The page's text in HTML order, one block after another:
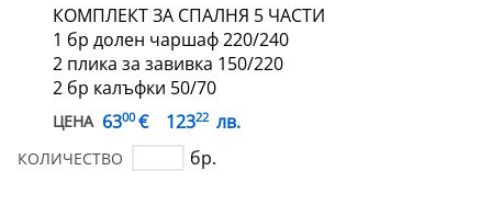
КОМПЛЕКТ ЗА СПАЛНЯ 5 ЧАСТИ
1 бр долен чаршаф 220/240
2 плика за завивка 150/220
2 бр калъфки 50/70
ЦЕНА 6300 € 12322 лв.
КОЛИЧЕСТВО бр.